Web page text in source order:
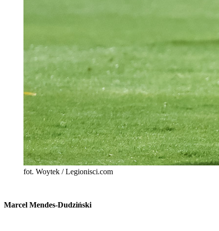
fot. Woytek / Legionisci.com
Marcel Mendes-Dudziński